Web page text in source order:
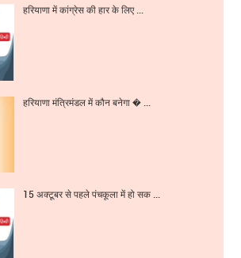
हरियाणा में कांग्रेस की हार के लिए ...
हरियाणा मंत्रिमंडल में कौन बनेगा � ...
15 अक्टूबर से पहले पंचकूला में हो सक ...